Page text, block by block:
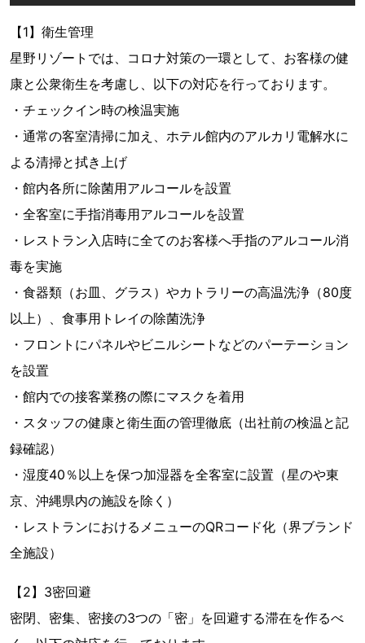
【1】衛生管理
星野リゾートでは、コロナ対策の一環として、お客様の健
康と公衆衛生を考慮し、以下の対応を行っております。
・チェックイン時の検温実施
・通常の客室清掃に加え、ホテル館内のアルカリ電解水に
よる清掃と拭き上げ
・館内各所に除菌用アルコールを設置
・全客室に手指消毒用アルコールを設置
・レストラン入店時に全てのお客様へ手指のアルコール消
毒を実施
・食器類（お皿、グラス）やカトラリーの高温洗浄（80度
以上）、食事用トレイの除菌洗浄
・フロントにパネルやビニルシートなどのパーテーション
を設置
・館内での接客業務の際にマスクを着用
・スタッフの健康と衛生面の管理徹底（出社前の検温と記
録確認）
・湿度40％以上を保つ加湿器を全客室に設置（星のや東
京、沖縄県内の施設を除く）
・レストランにおけるメニューのQRコード化（界ブランド
全施設）
【2】3密回避
密閉、密集、密接の3つの「密」を回避する滞在を作るべ